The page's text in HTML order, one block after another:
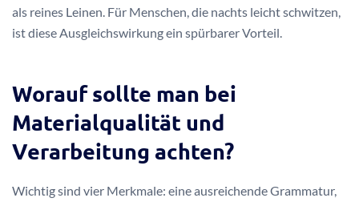
als reines Leinen. Für Menschen, die nachts leicht schwitzen,
ist diese Ausgleichswirkung ein spürbarer Vorteil.
Worauf sollte man bei
Materialqualität und
Verarbeitung achten?
Wichtig sind vier Merkmale: eine ausreichende Grammatur,